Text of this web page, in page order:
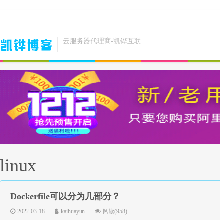
云服务器代理商-凯铧互联
linux
Dockerfile可以分为几部分？
2022-03-18 kaihuayun 阅读(958)